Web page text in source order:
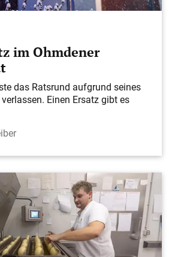
im Ohmdener
das Ratsrund aufgrund seines
Einen Ersatz gibt es